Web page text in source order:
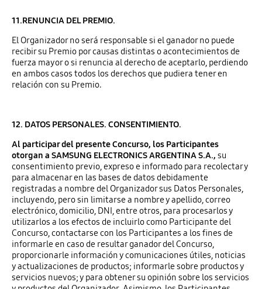
11.RENUNCIA DEL PREMIO.
El Organizador no será responsable si el ganador no puede
recibir su Premio por causas distintas o acontecimientos de
fuerza mayor o si renuncia al derecho de aceptarlo, perdiendo
en ambos casos todos los derechos que pudiera tener en
relación con su Premio.
12. DATOS PERSONALES. CONSENTIMIENTO.
Al participar del presente Concurso, los Participantes
otorgan a SAMSUNG ELECTRONICS ARGENTINA S.A., su
consentimiento previo, expreso e informado para recolectar y
para almacenar en las bases de datos debidamente
registradas a nombre del Organizador sus Datos Personales,
incluyendo, pero sin limitarse a nombre y apellido, correo
electrónico, domicilio, DNI, entre otros, para procesarlos y
utilizarlos a los efectos de incluirlo como Participante del
Concurso, contactarse con los Participantes a los fines de
informarle en caso de resultar ganador del Concurso,
proporcionarle información y comunicaciones útiles, noticias
y actualizaciones de productos; informarle sobre productos y
servicios nuevos; y para obtener su opinión sobre los servicios